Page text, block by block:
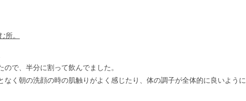
所。
で、半分に割って飲んでました。
なく朝の洗顔の時の肌触りがよく感じたり、体の調子が全体的に良いように